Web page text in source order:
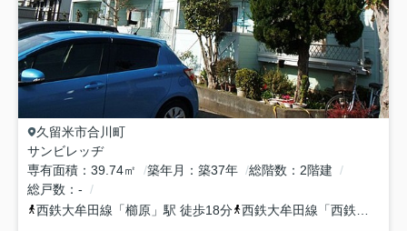
久留米市合川町
サンビレッヂ
専有面積
39.74㎡ 築年月 築37年 総階数
2階建
総戸数
-
西鉄大牟田線 「櫛原 」駅 徒歩18分 西鉄大牟田線 「西鉄久留米